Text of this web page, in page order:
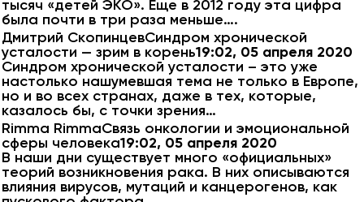
тысяч «детей ЭКО». Еще в 2012 году эта цифра
была почти в три раза меньше….
Дмитрий СкопинцевСиндром хронической
усталости — зрим в корень19:02, 05 апреля 2020
Синдром хронической усталости – это уже
настолько нашумевшая тема не только в Европе,
но и во всех странах, даже в тех, которые,
казалось бы, с точки зрения…
Rimma RimmaСвязь онкологии и эмоциональной
сферы человека19:02, 05 апреля 2020
В наши дни существует много «официальных»
теорий возникновения рака. В них описываются
влияния вирусов, мутаций и канцерогенов, как